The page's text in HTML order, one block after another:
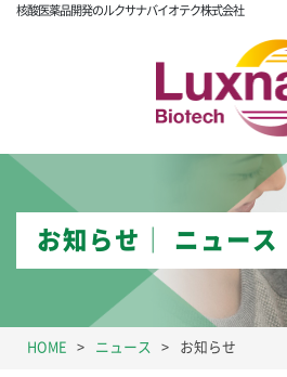
核酸医薬品開発のルクサナバイオテク株式会社
お知らせ│ ニュース
HOME ニュース お知らせ